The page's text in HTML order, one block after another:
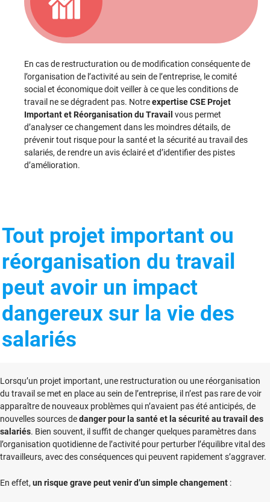
En cas de restructuration ou de modification conséquente de
l’organisation de l’activité au sein de l’entreprise, le comité
social et économique doit veiller à ce que les conditions de
travail ne se dégradent pas. Notreexpertise CSE Projet
Important et Réorganisation du Travail vous permet
d’analyser ce changement dans les moindres détails, de
prévenir tout risque pour la santé et la sécurité au travail des
salariés, de rendre un avis éclairé et d’identifier des pistes
d’amélioration.
Tout projet important ou
réorganisation du travail
peut avoir un impact
dangereux sur la vie des
salariés
Lorsqu’un projet important, une restructuration ou une réorganisation
du travail se met en place au sein de l’entreprise, il n’est pas rare de voir
apparaître de nouveaux problèmes qui n’avaient pas été anticipés, de
nouvelles sources dedanger pour la santé et la sécurité au travail des
salariés. Bien souvent, il suffit de changer quelques paramètres dans
l’organisation quotidienne de l’activité pour perturber l’équilibre vital des
travailleurs, avec des conséquences qui peuvent rapidement s’aggraver.
En effet, un risque grave peut venir d’un simple changement :